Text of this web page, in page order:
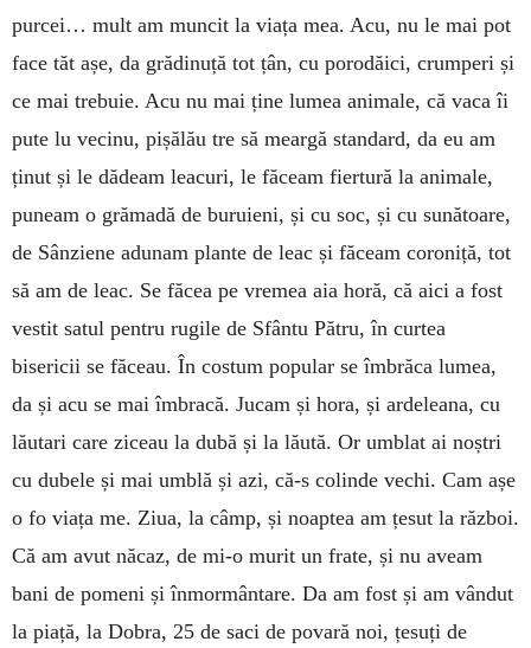
purcei… mult am muncit la viața mea. Acu, nu le mai pot
face tăt așe, da grădinuță tot țân, cu porodăici, crumperi și
ce mai trebuie. Acu nu mai ține lumea animale, că vaca îi
pute lu vecinu, pișălău tre să meargă standard, da eu am
ținut și le dădeam leacuri, le făceam fiertură la animale,
puneam o grămadă de buruieni, și cu soc, și cu sunătoare,
de Sânziene adunam plante de leac și făceam coroniță, tot
să am de leac. Se făcea pe vremea aia horă, că aici a fost
vestit satul pentru rugile de Sfântu Pătru, în curtea
bisericii se făceau. În costum popular se îmbrăca lumea,
da și acu se mai îmbracă. Jucam și hora, și ardeleana, cu
lăutari care ziceau la dubă și la lăută. Or umblat ai noștri
cu dubele și mai umblă și azi, că-s colinde vechi. Cam așe
o fo viața me. Ziua, la câmp, și noaptea am țesut la război.
Că am avut năcaz, de mi-o murit un frate, și nu aveam
bani de pomeni și înmormântare. Da am fost și am vândut
la piață, la Dobra, 25 de saci de povară noi, țesuți de